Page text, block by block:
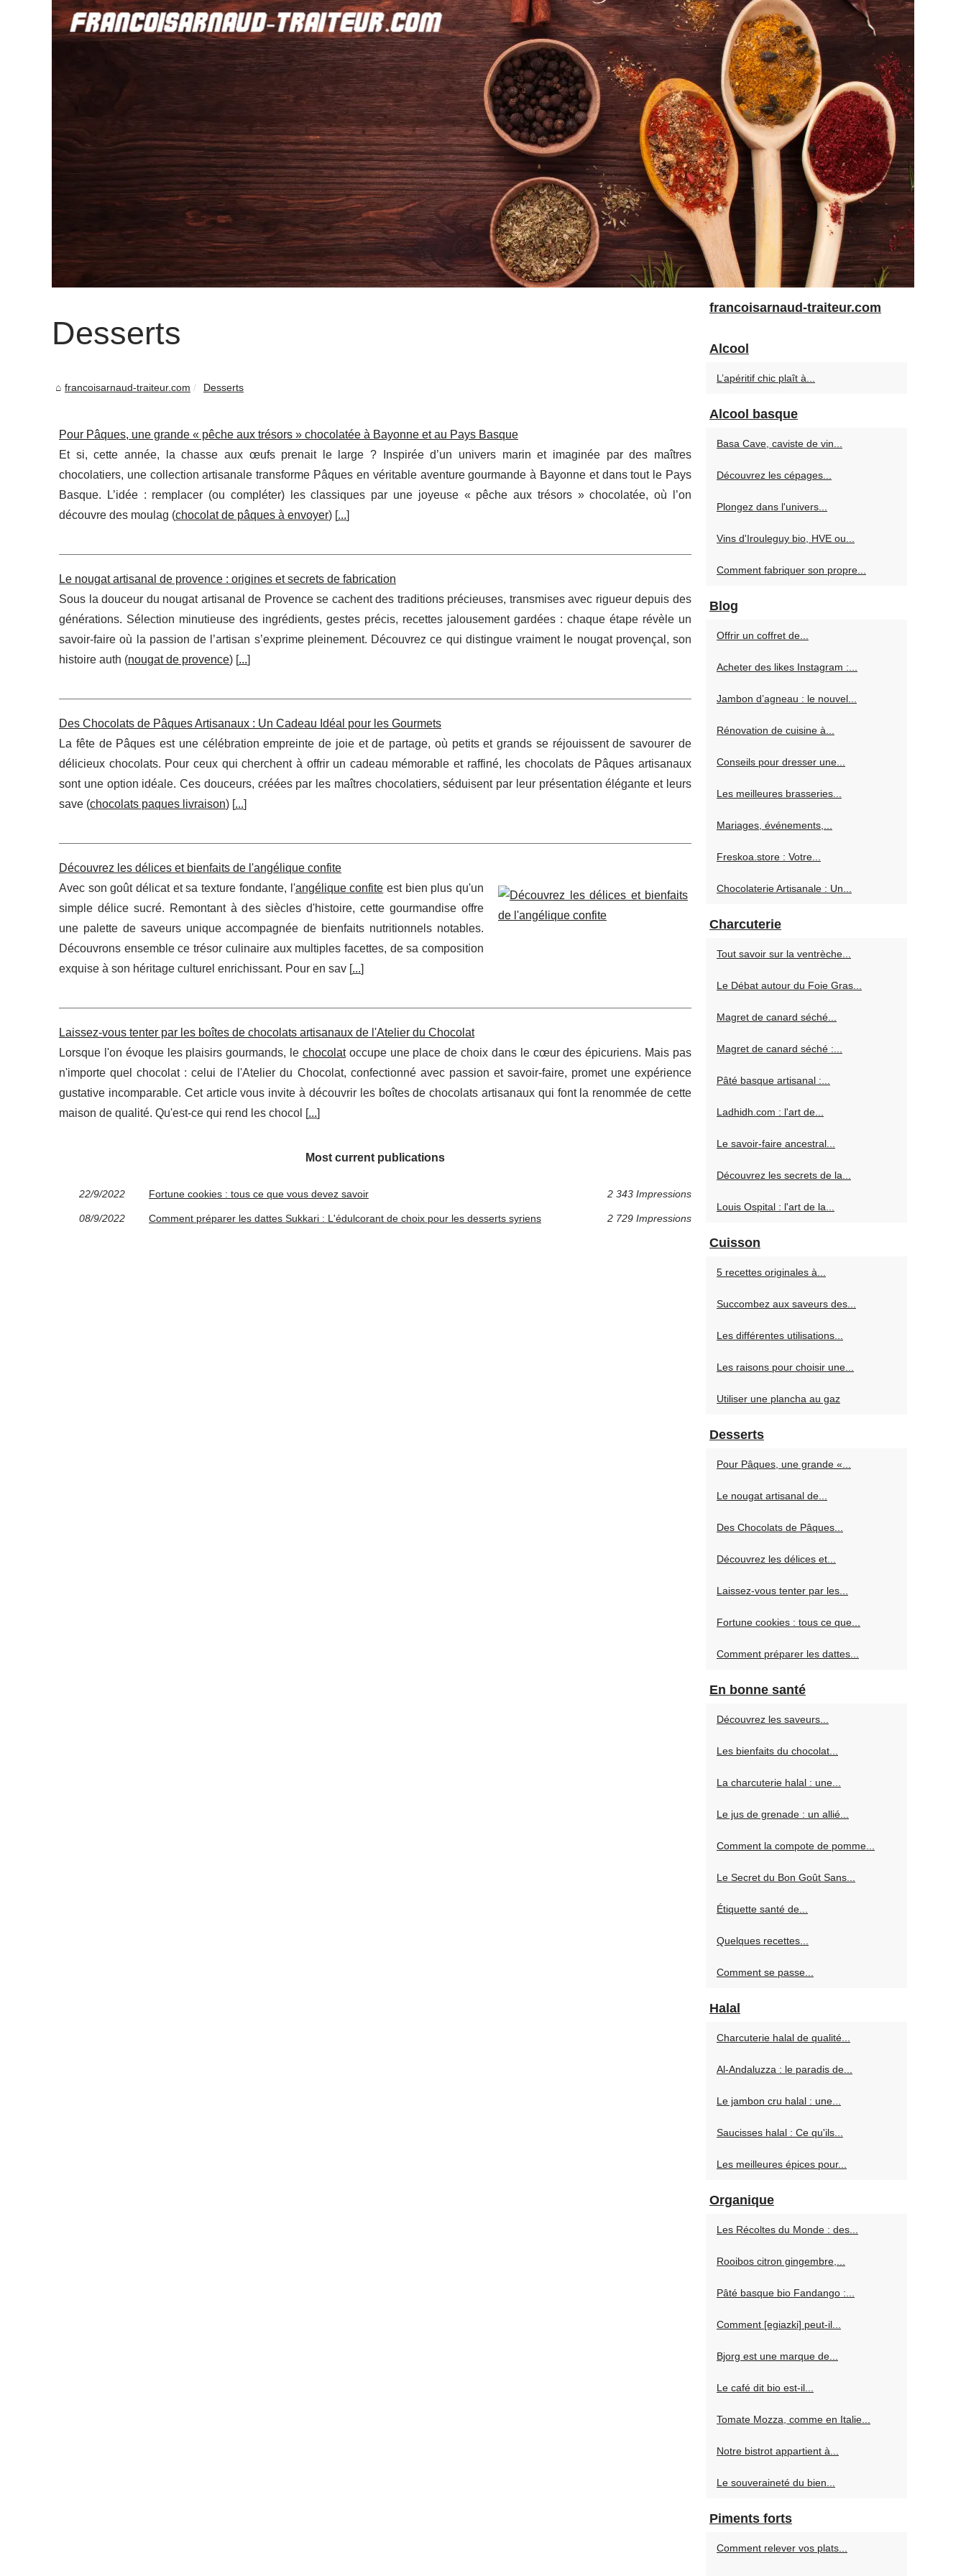
Desserts
francoisarnaud-traiteur.com Desserts
Pour Pâques, une grande « pêche aux trésors » chocolatée à Bayonne et au Pays Basque
Et si, cette année, la chasse aux œufs prenait le large ? Inspirée d’un univers marin et imaginée par des maîtres
chocolatiers, une collection artisanale transforme Pâques en véritable aventure gourmande à Bayonne et dans tout le Pays
Basque. L’idée : remplacer (ou compléter) les classiques par une joyeuse « pêche aux trésors » chocolatée, où l’on
découvre des moulag (chocolat de pâques à envoyer) [...]
Le nougat artisanal de provence : origines et secrets de fabrication
Sous la douceur du nougat artisanal de Provence se cachent des traditions précieuses, transmises avec rigueur depuis des
générations. Sélection minutieuse des ingrédients, gestes précis, recettes jalousement gardées : chaque étape révèle un
savoir-faire où la passion de l’artisan s’exprime pleinement. Découvrez ce qui distingue vraiment le nougat provençal, son
histoire auth (nougat de provence) [...]
Des Chocolats de Pâques Artisanaux : Un Cadeau Idéal pour les Gourmets
La fête de Pâques est une célébration empreinte de joie et de partage, où petits et grands se réjouissent de savourer de
délicieux chocolats. Pour ceux qui cherchent à offrir un cadeau mémorable et raffiné, les chocolats de Pâques artisanaux
sont une option idéale. Ces douceurs, créées par les maîtres chocolatiers, séduisent par leur présentation élégante et leurs
save (chocolats paques livraison) [...]
Découvrez les délices et bienfaits de l'angélique confite
Avec son goût délicat et sa texture fondante, l'angélique confite est bien plus qu'un
simple délice sucré. Remontant à des siècles d'histoire, cette gourmandise offre
une palette de saveurs unique accompagnée de bienfaits nutritionnels notables.
Découvrons ensemble ce trésor culinaire aux multiples facettes, de sa composition
exquise à son héritage culturel enrichissant. Pour en sav [...]
Laissez-vous tenter par les boîtes de chocolats artisanaux de l'Atelier du Chocolat
Lorsque l'on évoque les plaisirs gourmands, le chocolatoccupe une place de choix dans le cœur des épicuriens. Mais pas
n'importe quel chocolat : celui de l'Atelier du Chocolat, confectionné avec passion et savoir-faire, promet une expérience
gustative incomparable. Cet article vous invite à découvrir les boîtes de chocolats artisanaux qui font la renommée de cette
maison de qualité. Qu'est-ce qui rend les chocol [...]
Most current publications
22/9/2022 Fortune cookies : tous ce que vous devez savoir 2 343 Impressions
08/9/2022 Comment préparer les dattes Sukkari : L'édulcorant de choix pour les desserts syriens 2 729 Impressions
francoisarnaud-traiteur.com
Alcool
L’apéritif chic plaît à...
Alcool basque
Basa Cave, caviste de vin...
Découvrez les cépages...
Plongez dans l'univers...
Vins d'Irouleguy bio, HVE ou...
Comment fabriquer son propre...
Blog
Offrir un coffret de...
Acheter des likes Instagram :...
Jambon d’agneau : le nouvel...
Rénovation de cuisine à...
Conseils pour dresser une...
Les meilleures brasseries...
Mariages, événements,...
Freskoa.store : Votre...
Chocolaterie Artisanale : Un...
Charcuterie
Tout savoir sur la ventrèche...
Le Débat autour du Foie Gras...
Magret de canard séché...
Magret de canard séché :...
Pâté basque artisanal :...
Ladhidh.com : l'art de...
Le savoir-faire ancestral...
Découvrez les secrets de la...
Louis Ospital : l'art de la...
Cuisson
5 recettes originales à...
Succombez aux saveurs des...
Les différentes utilisations...
Les raisons pour choisir une...
Utiliser une plancha au gaz
Desserts
Pour Pâques, une grande «...
Le nougat artisanal de...
Des Chocolats de Pâques...
Découvrez les délices et...
Laissez-vous tenter par les...
Fortune cookies : tous ce que...
Comment préparer les dattes...
En bonne santé
Découvrez les saveurs...
Les bienfaits du chocolat...
La charcuterie halal : une...
Le jus de grenade : un allié...
Comment la compote de pomme...
Le Secret du Bon Goût Sans...
Étiquette santé de...
Quelques recettes...
Comment se passe...
Halal
Charcuterie halal de qualité...
Al-Andaluzza : le paradis de...
Le jambon cru halal : une...
Saucisses halal : Ce qu'ils...
Les meilleures épices pour...
Organique
Les Récoltes du Monde : des...
Rooibos citron gingembre,...
Pâté basque bio Fandango :...
Comment [egiazki] peut-il...
Bjorg est une marque de...
Le café dit bio est-il...
Tomate Mozza, comme en Italie...
Notre bistrot appartient à...
Le souveraineté du bien...
Piments forts
Comment relever vos plats...